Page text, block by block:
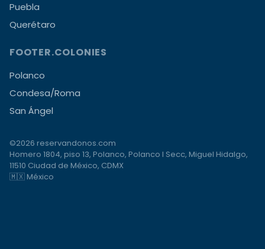
Puebla
Querétaro
FOOTER.COLONIES
Polanco
Condesa/Roma
San Ángel
©2026 reservandonos.com
Homero 1804, piso 13, Polanco, Polanco I Secc, Miguel Hidalgo,
11510 Ciudad de México, CDMX
🇲🇽 México